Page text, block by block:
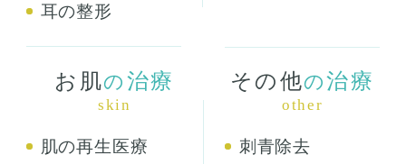
耳の整形
お肌の 治療
skin
肌の再生医療
その他の治療
other
刺青除去